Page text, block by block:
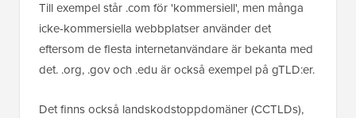
Till exempel står .com för 'kommersiell', men många
icke-kommersiella webbplatser använder det
eftersom de flesta internetanvändare är bekanta med
det. .org, .gov och .edu är också exempel på gTLD:er.
Det finns också landskodstoppdomäner (CCTLDs),